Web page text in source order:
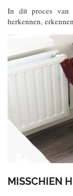
In dit proces van
herkennen,
MISSCHIEN